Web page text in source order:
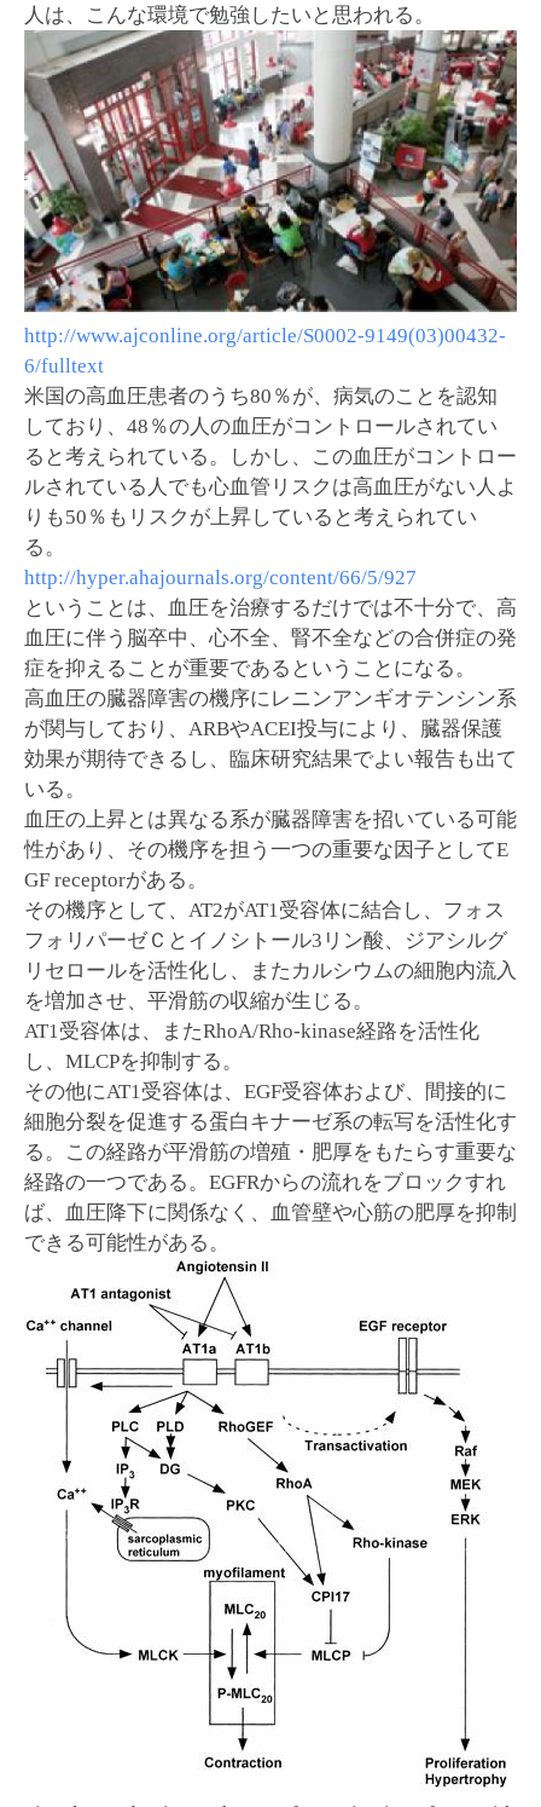
人は、こんな環境で勉強したいと思われる。
http://www.ajconline.org/article/S0002-9149(03)00432-
6/fulltext
米国の高血圧患者のうち80％が、病気のことを認知
しており、48％の人の血圧がコントロールされてい
ると考えられている。しかし、この血圧がコントロー
ルされている人でも心血管リスクは高血圧がない人よ
りも50％もリスクが上昇していると考えられてい
る。
http://hyper.ahajournals.org/content/66/5/927
ということは、血圧を治療するだけでは不十分で、高
血圧に伴う脳卒中、心不全、腎不全などの合併症の発
症を抑えることが重要であるということになる。
高血圧の臓器障害の機序にレニンアンギオテンシン系
が関与しており、ARBやACEI投与により、臓器保護
効果が期待できるし、臨床研究結果でよい報告も出て
いる。
血圧の上昇とは異なる系が臓器障害を招いている可能
性があり、その機序を担う一つの重要な因子としてE
GF receptorがある。
その機序として、AT2がAT1受容体に結合し、フォス
フォリパーゼＣとイノシトール3リン酸、ジアシルグ
リセロールを活性化し、またカルシウムの細胞内流入
を増加させ、平滑筋の収縮が生じる。
AT1受容体は、またRhoA/Rho-kinase経路を活性化
し、MLCPを抑制する。
その他にAT1受容体は、EGF受容体および、間接的に
細胞分裂を促進する蛋白キナーゼ系の転写を活性化す
る。この経路が平滑筋の増殖・肥厚をもたらす重要な
経路の一つである。EGFRからの流れをブロックすれ
ば、血圧降下に関係なく、血管壁や心筋の肥厚を抑制
できる可能性がある。